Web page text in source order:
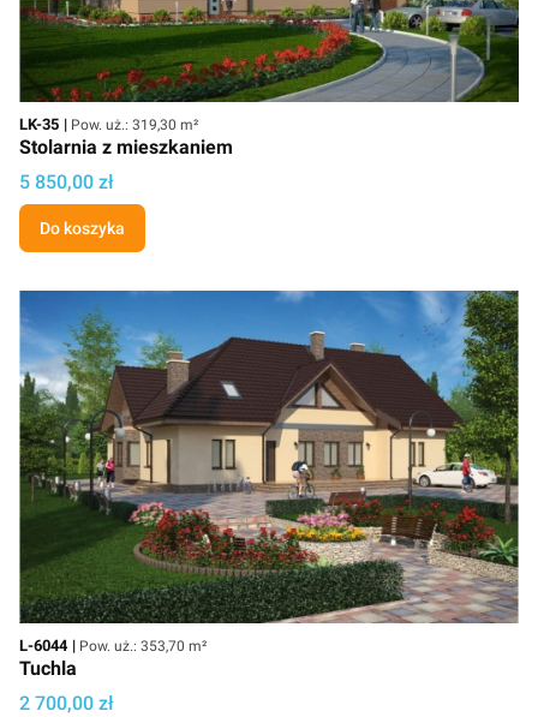
Kod
LK-35 Powierzchnia użytkowa
Pow. uż.: 319,30 m²
Stolarnia z mieszkaniem
Cena projektu
5 850,00 zł
Do koszyka
Kod
L-6044 Powierzchnia użytkowa
Pow. uż.: 353,70 m²
Tuchla
Cena projektu
2 700,00 zł